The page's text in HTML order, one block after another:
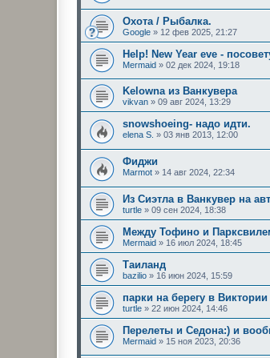
Охота / Рыбалка.
Google » 12 фев 2025, 21:27
Help! New Year eve -
Mermaid » 02 дек 2024, 19:18
Kelowna из Ванкувера
vikvan » 09 авг 2024, 13:29
snowshoeing- надо идти.
elena S. » 03 янв 2013, 12:00
Фиджи
Marmot » 14 авг 2024, 22:34
Из Сиэтла в Ванкувер на
turtle » 09 сен 2024, 18:38
Между Тофино и
Mermaid » 16 июл 2024, 18:45
Таиланд
bazilio » 16 июн 2024, 15:59
парки на берегу в Виктории
turtle » 22 июн 2024, 14:46
Перелеты и Седона:) и
Mermaid » 15 ноя 2023, 20:36